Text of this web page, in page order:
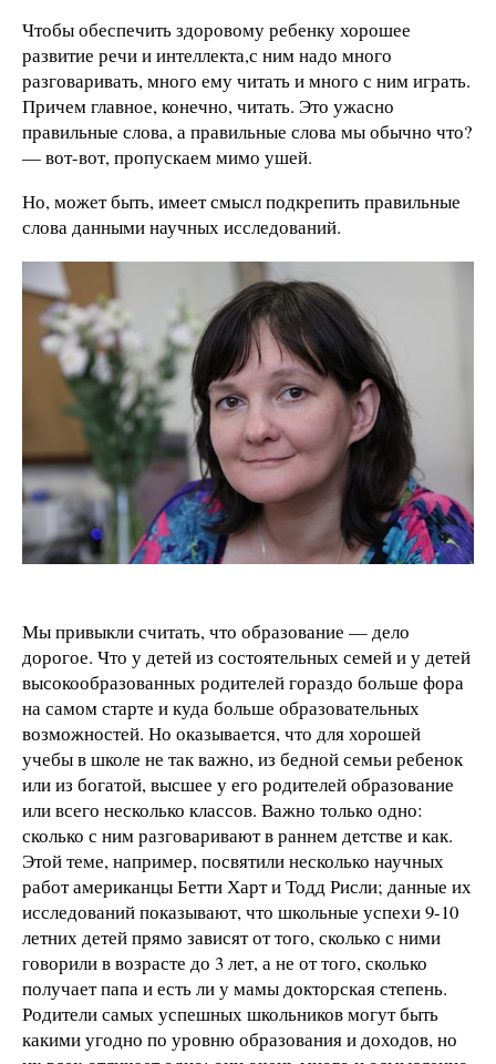
Чтобы обеспечить здоровому ребенку хорошее
развитие речи и интеллекта,с ним надо много
разговаривать, много ему читать и много с ним играть.
Причем главное, конечно, читать. Это ужасно
правильные слова, а правильные слова мы обычно что?
— вот-вот, пропускаем мимо ушей.
Но, может быть, имеет смысл подкрепить правильные
слова данными научных исследований.
Мы привыкли считать, что образование — дело
дорогое. Что у детей из состоятельных семей и у детей
высокообразованных родителей гораздо больше фора
на самом старте и куда больше образовательных
возможностей. Но оказывается, что для хорошей
учебы в школе не так важно, из бедной семьи ребенок
или из богатой, высшее у его родителей образование
или всего несколько классов. Важно только одно:
сколько с ним разговаривают в раннем детстве и как.
Этой теме, например, посвятили несколько научных
работ американцы Бетти Харт и Тодд Рисли; данные их
исследований показывают, что школьные успехи 9-10
летних детей прямо зависят от того, сколько с ними
говорили в возрасте до 3 лет, а не от того, сколько
получает папа и есть ли у мамы докторская степень.
Родители самых успешных школьников могут быть
какими угодно по уровню образования и доходов, но